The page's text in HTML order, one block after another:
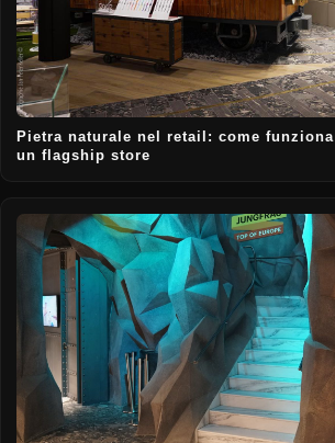
Pietra naturale nel retail: come
un flagship store